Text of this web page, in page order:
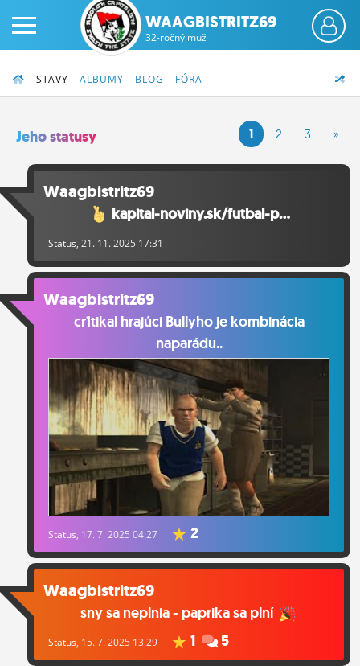
PRIHLÁS SA
ČINŽIAK
FÓRUM
STATUSY
BLOGY
ĽUDIA
MÔJ PROFIL
NASTAVENIA
ROLETA
WAAGBISTRITZ69
32-ročný muž
STAVY ALBUMY BLOG FÓRA
Jeho statusy 1 2 3 »
Waagbistritz69
kapital-noviny.sk/futbal-p...
Status, 21. 11. 2025 17:31
Waagbistritz69
cr1tikal hrajúci Bullyho je kombinácia
naparádu..
Status, 17. 7. 2025 04:27 2
Waagbistritz69
sny sa neplnia - paprika sa plní
Status, 15. 7. 2025 13:29 1 5